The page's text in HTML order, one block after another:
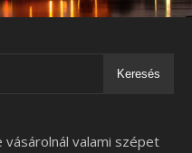
Keresés
vásárolnál valami szépet